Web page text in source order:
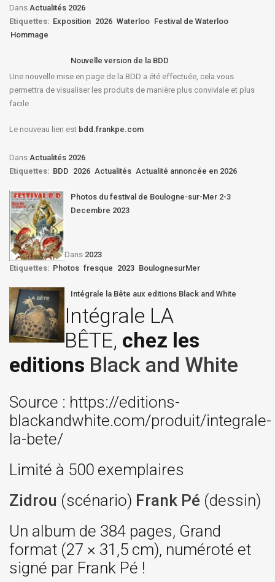
Dans Actualités 2026
Etiquettes: Exposition 2026 Waterloo Festival de Waterloo
Hommage
Nouvelle version de la BDD
Une nouvelle mise en page de la BDD a été effectuée, cela vous
permettra de visualiser les produits de manière plus conviviale et plus
facile
Le nouveau lien est bdd.frankpe.com
Dans Actualités 2026
Etiquettes: BDD 2026 Actualités Actualité annoncée en 2026
Photos du festival de Boulogne-sur-Mer 2-3
Decembre 2023
Dans 2023
Etiquettes: Photos fresque 2023 BoulognesurMer
Intégrale la Bête aux editions Black and White
Intégrale LA
BÊTE, chez les
editions Black and White
Source : https://editions-
blackandwhite.com/produit/integrale-
la-bete/
Limité à 500 exemplaires
Zidrou (scénario) Frank Pé (dessin)
Un album de 384 pages, Grand
format (27 × 31,5 cm), numéroté et
signé par Frank Pé !